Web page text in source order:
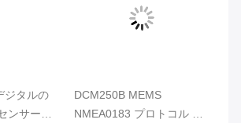
ジタルの
ンサー
DCM250B MEMS
NMEA0183 プロトコル 電